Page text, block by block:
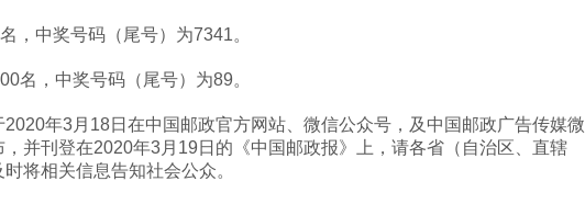
中奖号码（尾号）为7341。
，中奖号码（尾号）为89。
年3月18日在中国邮政官方网站、微信公众号，及中国邮政广告传媒微
并刊登在2020年3月19日的《中国邮政报》上，请各省（自治区、直辖
将相关信息告知社会公众。